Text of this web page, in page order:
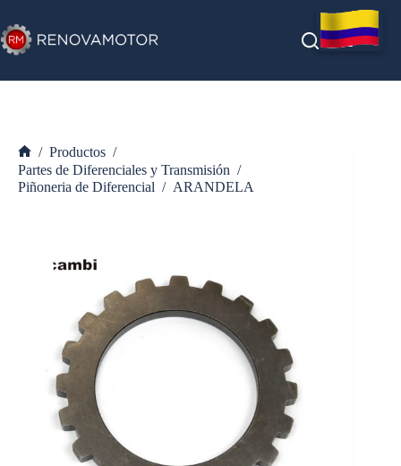
al
contenido
Inicio
/ Productos /
Partes de Diferenciales y Transmisión /
Piñoneria de Diferencial / ARANDELA